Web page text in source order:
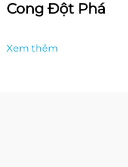
Cong Đột Phá
Xem thêm